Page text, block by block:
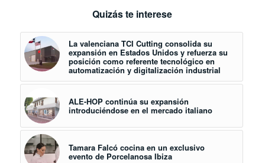
Quizás te interese
La valenciana TCI Cutting consolida su
expansión en Estados Unidos y refuerza su
posición como referente tecnológico en
automatización y digitalización industrial
ALE-HOP continúa su expansión
introduciéndose en el mercado italiano
Tamara Falcó cocina en un exclusivo
evento de Porcelanosa Ibiza